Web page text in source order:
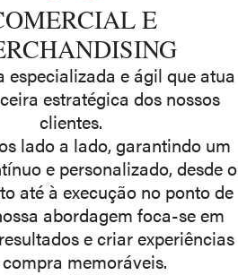
E
especializada e ágil que atua
estratégica dos nossos
clientes.
lado a lado, garantindo um
e personalizado, desde o
até à execução no ponto de
abordagem foca-se em
e criar experiências
memoráveis.